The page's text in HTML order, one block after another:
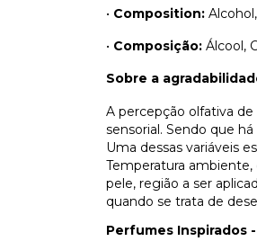
• Composition:
• Composição: Álcool,
Sobre a
A percepção olfativa de
sensorial. Sendo que
Uma dessas variáveis
Temperatura
pele, região a ser
quando se trata de
Perfumes Inspirados